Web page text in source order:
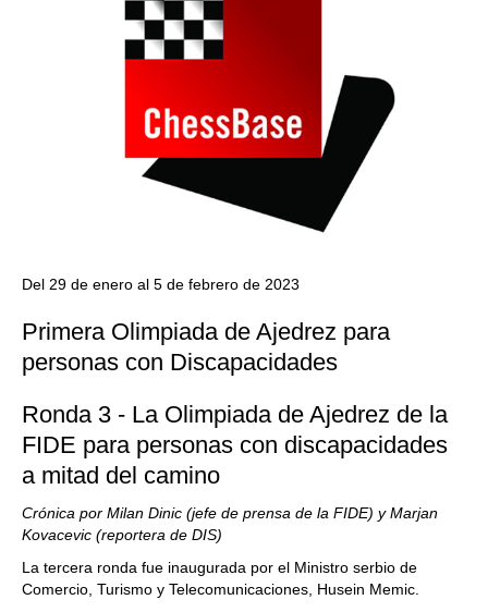
Del 29 de enero al 5 de febrero de 2023
Primera Olimpiada de Ajedrez para
personas con Discapacidades
Ronda 3 - La Olimpiada de Ajedrez de la
FIDE para personas con discapacidades
a mitad del camino
Crónica por Milan Dinic (jefe de prensa de la FIDE) y Marjan
Kovacevic (reportera de DIS)
La tercera ronda fue inaugurada por el Ministro serbio de
Comercio, Turismo y Telecomunicaciones, Husein Memic.